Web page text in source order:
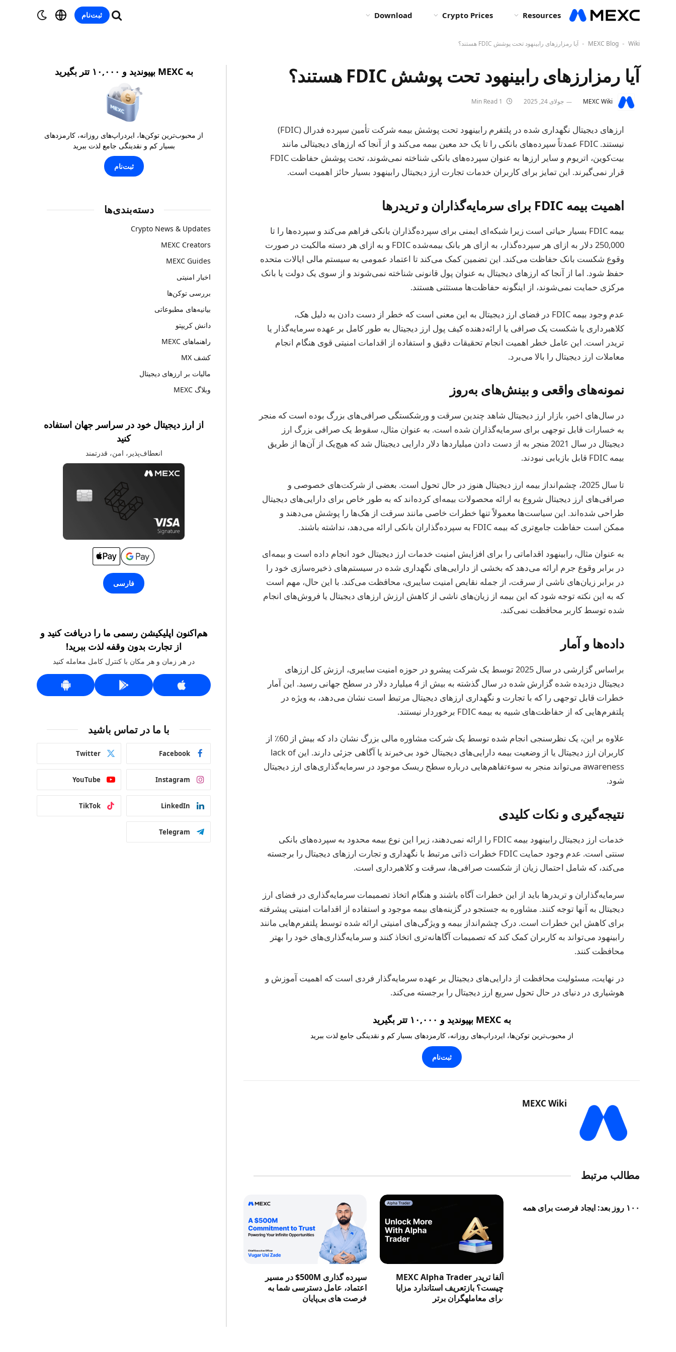
Resources
Crypto Prices
Download ثبت‌نام
MEXC Blog - Wiki
- آیا رمزارزهای رابینهود تحت پوشش FDIC هستند؟
آیا رمزارزهای رابینهود تحت پوشش FDIC هستند؟
MEXC Wiki جولای 24, 2025
ارزهای دیجیتال نگهداری شده در پلتفرم رابینهود تحت پوشش بیمه شرکت تأمین سپرده فدرال (FDIC)
نیستند. FDIC عمدتاً سپرده‌های بانکی را تا یک حد معین بیمه می‌کند و از آنجا که ارزهای دیجیتالی مانند
بیت‌کوین، اتریوم و سایر ارزها به عنوان سپرده‌های بانکی شناخته نمی‌شوند، تحت پوشش حفاظت FDIC
قرار نمی‌گیرند. این تمایز برای کاربران خدمات تجارت ارز دیجیتال رابینهود بسیار حائز اهمیت است.
اهمیت بیمه FDIC برای سرمایه‌گذاران و تریدرها
بیمه FDIC بسیار حیاتی است زیرا شبکه‌ای ایمنی برای سپرده‌گذاران بانکی فراهم می‌کند و سپرده‌ها را تا
250,000 دلار به ازای هر سپرده‌گذار، به ازای هر بانک بیمه‌شده FDIC و به ازای هر دسته مالکیت در صورت
وقوع شکست بانک حفاظت می‌کند. این تضمین کمک می‌کند تا اعتماد عمومی به سیستم مالی ایالات متحده
حفظ شود. اما از آنجا که ارزهای دیجیتال به عنوان پول قانونی شناخته نمی‌شوند و از سوی یک دولت یا بانک
مرکزی حمایت نمی‌شوند، از اینگونه حفاظت‌ها مستثنی هستند.
عدم وجود بیمه FDIC در فضای ارز دیجیتال به این معنی است که خطر از دست دادن به دلیل هک،
کلاهبرداری یا شکست یک صرافی یا ارائه‌دهنده کیف پول ارز دیجیتال به طور کامل بر عهده سرمایه‌گذار یا
تریدر است. این عامل خطر اهمیت انجام تحقیقات دقیق و استفاده از اقدامات امنیتی قوی هنگام انجام
معاملات ارز دیجیتال را بالا می‌برد.
نمونه‌های واقعی و بینش‌های به‌روز
در سال‌های اخیر، بازار ارز دیجیتال شاهد چندین سرقت و ورشکستگی صرافی‌های بزرگ بوده است که منجر
به خسارات قابل توجهی برای سرمایه‌گذاران شده است. به عنوان مثال، سقوط یک صرافی بزرگ ارز
دیجیتال در سال 2021 منجر به از دست دادن میلیاردها دلار دارایی دیجیتال شد که هیچ‌یک از آن‌ها از طریق
بیمه FDIC قابل بازیابی نبودند.
تا سال 2025، چشم‌انداز بیمه ارز دیجیتال هنوز در حال تحول است. بعضی از شرکت‌های خصوصی و
صرافی‌های ارز دیجیتال شروع به ارائه محصولات بیمه‌ای کرده‌اند که به طور خاص برای دارایی‌های دیجیتال
طراحی شده‌اند. این سیاست‌ها معمولاً تنها خطرات خاصی مانند سرقت از هک‌ها را پوشش می‌دهند و
ممکن است حفاظت جامع‌تری که بیمه FDIC به سپرده‌گذاران بانکی ارائه می‌دهد، نداشته باشند.
به عنوان مثال، رابینهود اقداماتی را برای افزایش امنیت خدمات ارز دیجیتال خود انجام داده است و بیمه‌ای
در برابر وقوع جرم ارائه می‌دهد که بخشی از دارایی‌های نگهداری شده در سیستم‌های ذخیره‌سازی خود را
در برابر زیان‌های ناشی از سرقت، از جمله نقایص امنیت سایبری، محافظت می‌کند. با این حال، مهم است
که به این نکته توجه شود که این بیمه از زیان‌های ناشی از کاهش ارزش ارزهای دیجیتال یا فروش‌های انجام
شده توسط کاربر محافظت نمی‌کند.
داده‌ها و آمار
براساس گزارشی در سال 2025 توسط یک شرکت پیشرو در حوزه امنیت سایبری، ارزش کل ارزهای
دیجیتال دزدیده شده گزارش شده در سال گذشته به بیش از 4 میلیارد دلار در سطح جهانی رسید. این آمار
خطرات قابل توجهی را که با تجارت و نگهداری ارزهای دیجیتال مرتبط است نشان می‌دهد، به ویژه در
پلتفرم‌هایی که از حفاظت‌های شبیه به بیمه FDIC برخوردار نیستند.
علاوه بر این، یک نظرسنجی انجام شده توسط یک شرکت مشاوره مالی بزرگ نشان داد که بیش از 60٪ از
کاربران ارز دیجیتال یا از وضعیت بیمه دارایی‌های دیجیتال خود بی‌خبرند یا آگاهی جزئی دارند. این lack of
awareness می‌تواند منجر به سوءتفاهم‌هایی درباره سطح ریسک موجود در سرمایه‌گذاری‌های ارز دیجیتال
شود.
نتیجه‌گیری و نکات کلیدی
خدمات ارز دیجیتال رابینهود بیمه FDIC را ارائه نمی‌دهند، زیرا این نوع بیمه محدود به سپرده‌های بانکی
سنتی است. عدم وجود حمایت FDIC خطرات ذاتی مرتبط با نگهداری و تجارت ارزهای دیجیتال را برجسته
می‌کند، که شامل احتمال زیان از شکست صرافی‌ها، سرقت و کلاهبرداری است.
سرمایه‌گذاران و تریدرها باید از این خطرات آگاه باشند و هنگام اتخاذ تصمیمات سرمایه‌گذاری در فضای ارز
دیجیتال به آنها توجه کنند. مشاوره به جستجو در گزینه‌های بیمه موجود و استفاده از اقدامات امنیتی پیشرفته
برای کاهش این خطرات است. درک چشم‌انداز بیمه و ویژگی‌های امنیتی ارائه شده توسط پلتفرم‌هایی مانند
رابینهود می‌تواند به کاربران کمک کند که تصمیمات آگاهانه‌تری اتخاذ کنند و سرمایه‌گذاری‌های خود را بهتر
محافظت کنند.
در نهایت، مسئولیت محافظت از دارایی‌های دیجیتال بر عهده سرمایه‌گذار فردی است که اهمیت آموزش و
هوشیاری در دنیای در حال تحول سریع ارز دیجیتال را برجسته می‌کند.
به MEXC بپیوندید و ۱۰,۰۰۰ تتر بگیرید
از محبوب‌ترین توکن‌ها، ایردراپ‌های روزانه، کارمزدهای بسیار کم و نقدینگی جامع لذت ببرید
ثبت‌نام
MEXC Wiki
مطالب مرتبط
۱۰۰ روز بعد: ایجاد فرصت برای همه
آلفا تریدر MEXC Alpha Trader
چیست؟ بازتعریف استاندارد مزایا
برای معاملهگران برتر
سپرده گذاری 500M$ در مسیر
اعتماد، عامل دسترسی شما به
فرصت‌ های بی‌پایان
به MEXC بپیوندید و ۱۰,۰۰۰ تتر بگیرید
از محبوب‌ترین توکن‌ها، ایردراپ‌های روزانه، کارمزدهای
بسیار کم و نقدینگی جامع لذت ببرید
ثبت‌نام
دسته‌بندی‌ها
Crypto News & Updates
MEXC Creators
MEXC Guides
اخبار امنیتی
بررسی توکن‌ها
بیانیه‌های مطبوعاتی
دانش کریپتو
راهنماهای MEXC
کشف MX
مالیات بر ارزهای دیجیتال
وبلاگ MEXC
از ارز دیجیتال خود در سراسر جهان استفاده
کنید
انعطاف‌پذیر، امن، قدرتمند
فارسی
هم‌اکنون اپلیکیشن رسمی ما را دریافت کنید و
از تجارت بدون وقفه لذت ببرید!
در هر زمان و هر مکان با کنترل کامل معامله کنید
با ما در تماس باشید
Facebook
Twitter
Instagram
YouTube
LinkedIn
TikTok
Telegram